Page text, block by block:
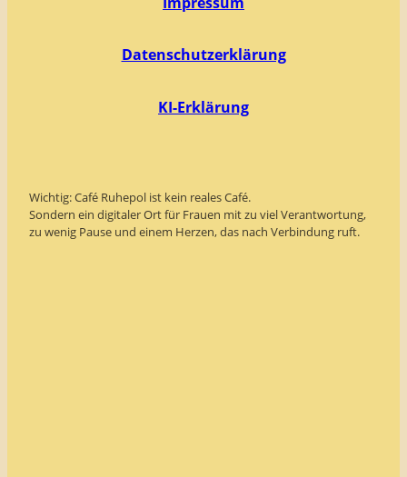
Datenschutzerklärung
KI-Erklärung
Wichtig: Café Ruhepol ist kein reales Café.
Sondern ein digitaler Ort für Frauen mit zu viel Verantwortung,
zu wenig Pause und einem Herzen, das nach Verbindung ruft.